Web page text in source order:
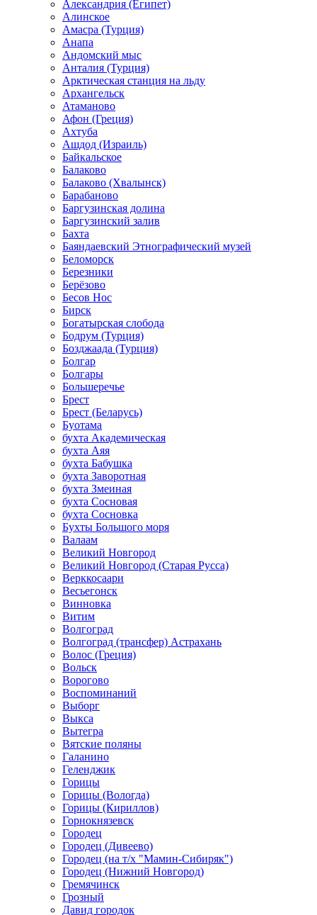
Александрия (Египет)
Алинское
Амасра (Турция)
Анапа
Андомский мыс
Анталия (Турция)
Арктическая станция на льду
Архангельск
Атаманово
Афон (Греция)
Ахтуба
Ашдод (Израиль)
Байкальское
Балаково
Балаково (Хвалынск)
Барабаново
Баргузинская долина
Баргузинский залив
Бахта
Баяндаевский Этнографический музей
Беломорск
Березники
Берёзово
Бесов Нос
Бирск
Богатырская слобода
Бодрум (Турция)
Бозджаада (Турция)
Болгар
Болгары
Большеречье
Брест
Брест (Беларусь)
Буотама
бухта Академическая
бухта Аяя
бухта Бабушка
бухта Заворотная
бухта Змеиная
бухта Сосновая
бухта Сосновка
Бухты Большого моря
Валаам
Великий Новгород
Великий Новгород (Старая Русса)
Верккосаари
Весьегонск
Винновка
Витим
Волгоград
Волгоград (трансфер) Астрахань
Волос (Греция)
Вольск
Ворогово
Воспоминаний
Выборг
Выкса
Вытегра
Вятские поляны
Галанино
Геленджик
Горицы
Горицы (Вологда)
Горицы (Кириллов)
Горнокнязевск
Городец
Городец (Дивеево)
Городец (на т/х "Мамин-Сибиряк")
Городец (Нижний Новгород)
Гремячинск
Грозный
Давид городок